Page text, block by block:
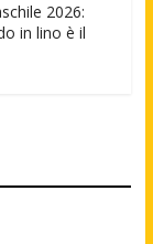
2026:
in lino è il